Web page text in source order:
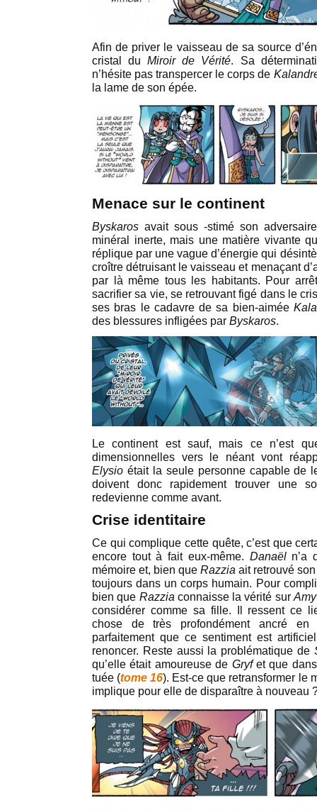
Afin de priver le vaisseau de sa source
cristal duMiroir de Vérité. Sa
n’hésite pas transpercer le corps de
la lame de son épée.
Menace sur le continent
Byskaros avait sous -stimé son
minéral inerte, mais une matière vivante
réplique par une vague d’énergie qui
croître détruisant le vaisseau et menaçant
par là même tous les habitants. Pour
sacrifier sa vie, se retrouvant figé dans le
ses bras le cadavre de sa bien-aimée
des blessures infligées par Byskaros.
Le continent est sauf, mais ce n’est
dimensionnelles vers le néant vont
Elysio était la seule personne capable de
doivent donc rapidement trouver une
redevienne comme avant.
Crise identitaire
Ce qui complique cette quête, c’est que
encore tout à fait eux-même. Danaëln’a
mémoire et, bien que Razzia ait retrouvé son
toujours dans un corps humain. Pour
bien que Razziaconnaisse la vérité surAmy
considérer comme sa fille. Il ressent ce
chose de très profondément ancré
parfaitement que ce sentiment est
renoncer. Reste aussi la problématique de
qu’elle était amoureuse de Gryfet que dans
tuée (tome 16). Est-ce que retransformer le
implique pour elle de disparaître à nouveau